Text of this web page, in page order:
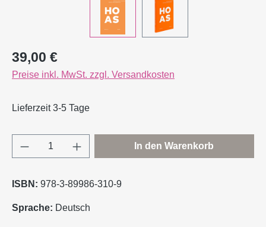
Regulärer Preis:
39,00 €
Preise inkl. MwSt. zzgl. Versandkosten
Lieferzeit 3-5 Tage
Produkt Anzahl: Gib den gewünschten
In den Warenkorb
ISBN: 978-3-89986-310-9
Sprache: Deutsch